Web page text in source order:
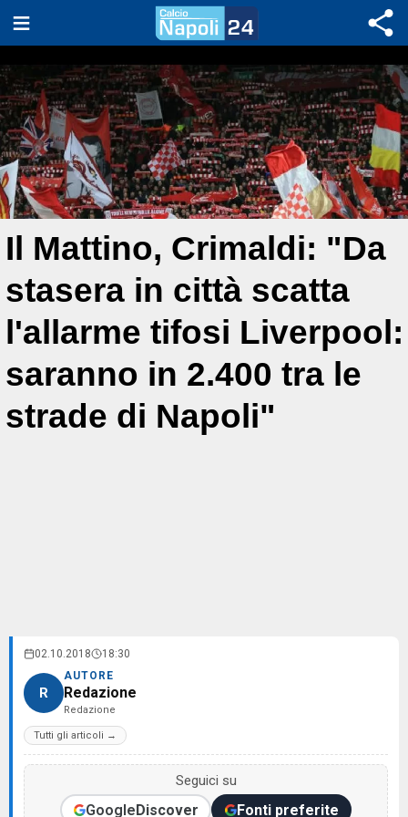
Il Mattino, Crimaldi: "Da
stasera in città scatta
l'allarme tifosi Liverpool:
saranno in 2.400 tra le
strade di Napoli"
02.10.2018 18:30
R
AUTORE
Redazione
Redazione
Tutti gli articoli →
Seguici su
GoogleDiscover Fonti preferite